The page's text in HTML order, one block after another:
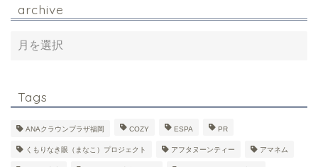
archive
Tags
ANAクラウンプラザ福岡 COZY ESPA PR
くもりなき眼（まなこ）プロジェクト アフタヌーンティー アマネム